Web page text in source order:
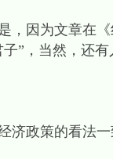
因为文章在《
”，当然，还
政策的看法一